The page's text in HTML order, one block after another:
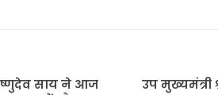
साय ने आज
उप मुख्यमंत्री